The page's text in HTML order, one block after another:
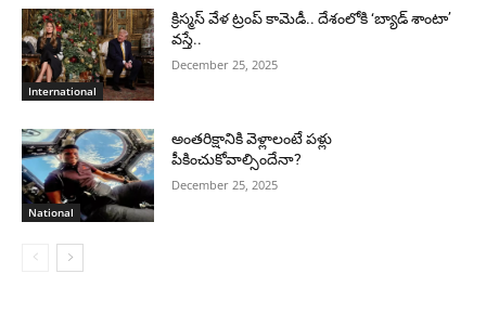
International
క్రిస్మస్ వేళ ట్రంప్ కామెడీ.. దేశంలోకి ‘బ్యాడ్ శాంటా’
వస్తే..
December 25, 2025
National
అంతరిక్షానికి వెళ్లాలంటే పళ్లు
పీకించుకోవాల్సిందేనా?
December 25, 2025